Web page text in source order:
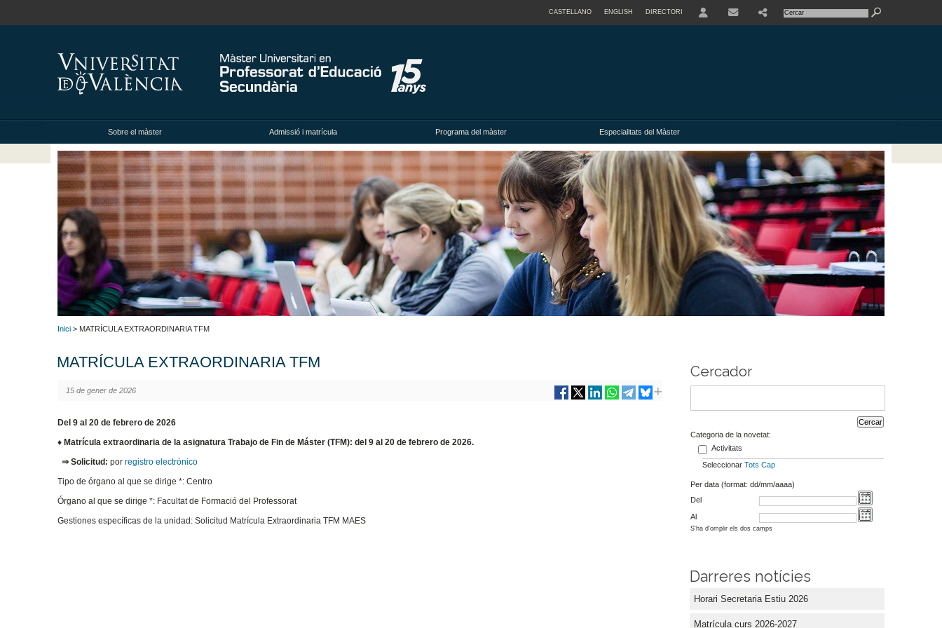
CASTELLANO ENGLISH DIRECTORI
Sobre el màster Admissió i matrícula Programa del màster Especialitats del Màster
Inici > MATRÍCULA EXTRAORDINARIA TFM
MATRÍCULA EXTRAORDINARIA TFM
15 de gener de 2026
Del 9 al 20 de febrero de 2026
♦ Matrícula extraordinaria de la asignatura Trabajo de Fin de Máster (TFM): del 9 al 20 de febrero de 2026.
⇒ Solicitud:porregistro electrónico
Tipo de órgano al que se dirige *: Centro
Órgano al que se dirige *: Facultat de Formació del Professorat
Gestiones específicas de la unidad: Solicitud Matrícula Extraordinaria TFM MAES
Cercador
Categoria de la novetat:
Activitats
Seleccionar Tots Cap
Per data (format: dd/mm/aaaa)
Del
Al
S'ha d'omplir els dos camps
Darreres notícies
Horari Secretaria Estiu 2026
Matrícula curs 2026-2027